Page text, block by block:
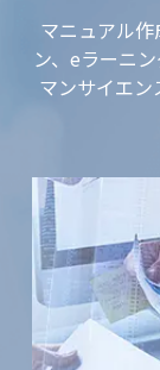
マニュアル
ン、eラーニ
マンサイエ